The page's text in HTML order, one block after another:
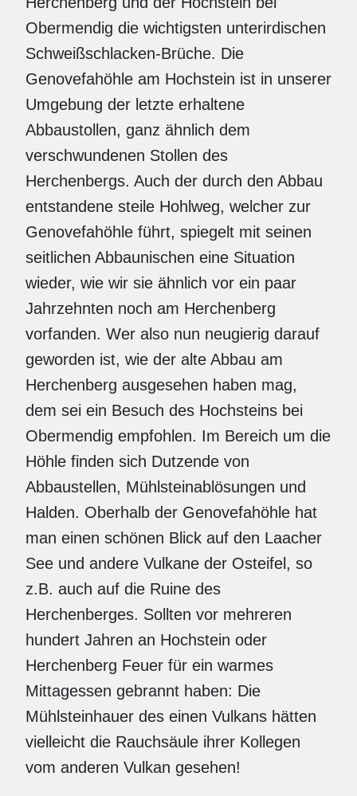
Obermendig die wichtigsten unterirdischen
Schweißschlacken-Brüche. Die
Genovefahöhle am Hochstein ist in unserer
Umgebung der letzte erhaltene
Abbaustollen, ganz ähnlich dem
verschwundenen Stollen des
Herchenbergs. Auch der durch den Abbau
entstandene steile Hohlweg, welcher zur
Genovefahöhle führt, spiegelt mit seinen
seitlichen Abbaunischen eine Situation
wieder, wie wir sie ähnlich vor ein paar
Jahrzehnten noch am Herchenberg
vorfanden. Wer also nun neugierig darauf
geworden ist, wie der alte Abbau am
Herchenberg ausgesehen haben mag,
dem sei ein Besuch des Hochsteins bei
Obermendig empfohlen. Im Bereich um die
Höhle finden sich Dutzende von
Abbaustellen, Mühlsteinablösungen und
Halden. Oberhalb der Genovefahöhle hat
man einen schönen Blick auf den Laacher
See und andere Vulkane der Osteifel, so
z.B. auch auf die Ruine des
Herchenberges. Sollten vor mehreren
hundert Jahren an Hochstein oder
Herchenberg Feuer für ein warmes
Mittagessen gebrannt haben: Die
Mühlsteinhauer des einen Vulkans hätten
vielleicht die Rauchsäule ihrer Kollegen
vom anderen Vulkan gesehen!